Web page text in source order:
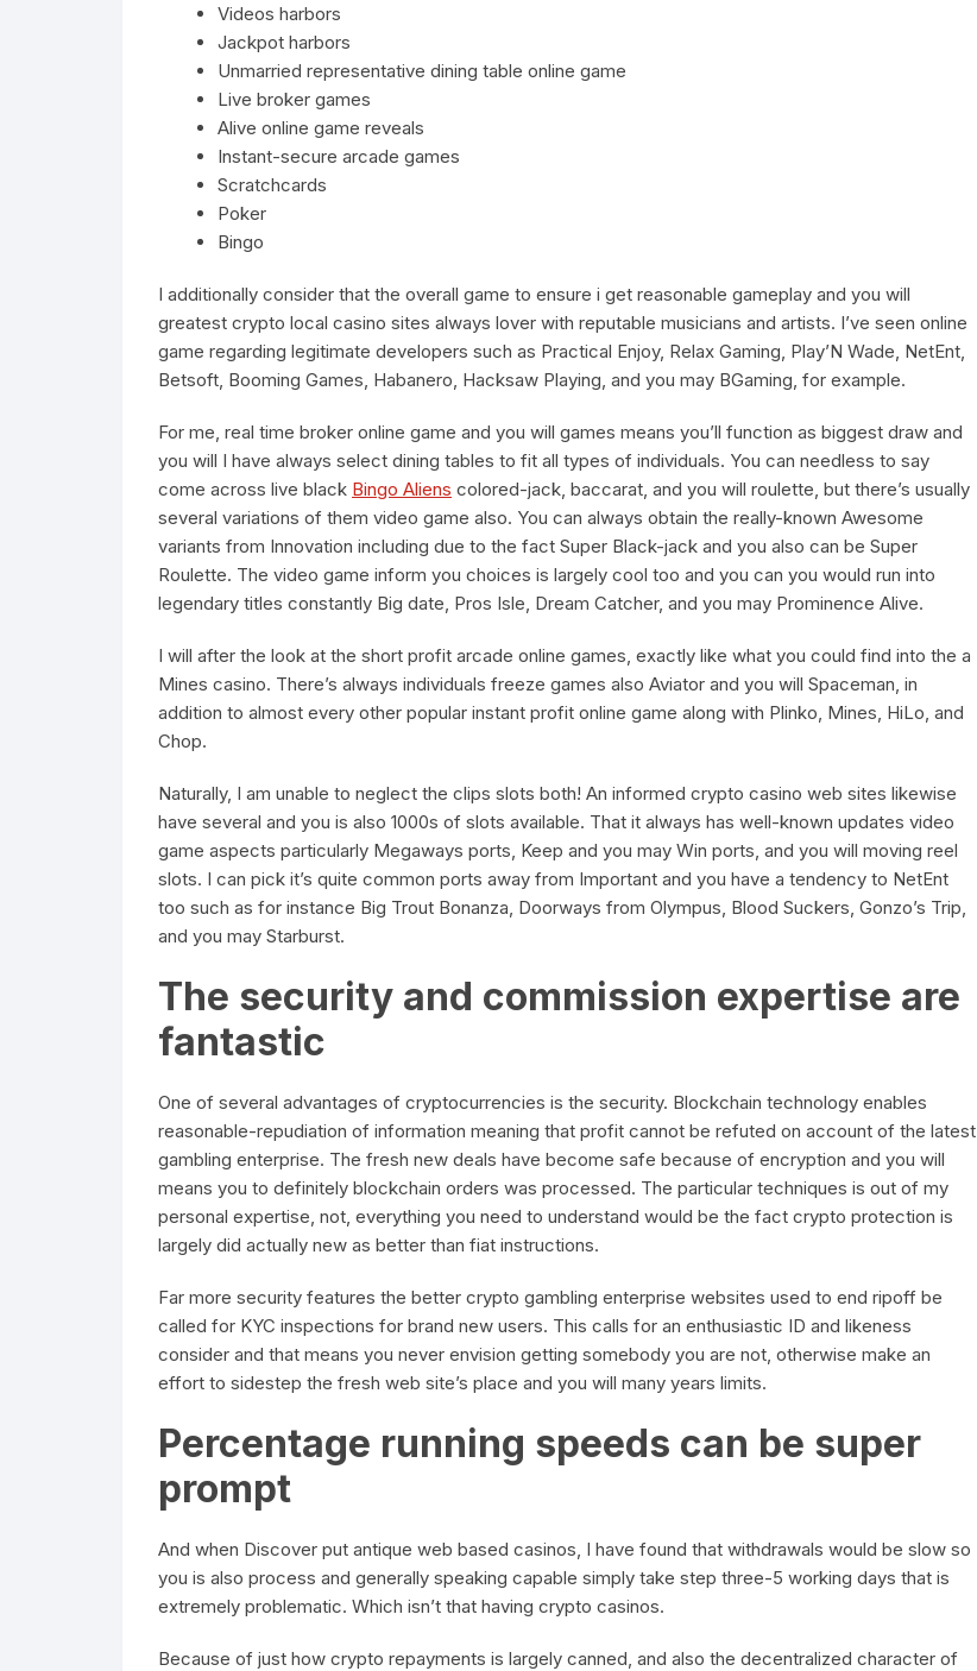
Videos harbors
Jackpot harbors
Unmarried representative dining table online game
Live broker games
Alive online game reveals
Instant-secure arcade games
Scratchcards
Poker
Bingo
I additionally consider that the overall game to ensure i get reasonable gameplay and you will
greatest crypto local casino sites always lover with reputable musicians and artists. I’ve seen online
game regarding legitimate developers such as Practical Enjoy, Relax Gaming, Play’N Wade, NetEnt,
Betsoft, Booming Games, Habanero, Hacksaw Playing, and you may BGaming, for example.
For me, real time broker online game and you will games means you’ll function as biggest draw and
you will I have always select dining tables to fit all types of individuals. You can needless to say
come across live black Bingo Aliens colored-jack, baccarat, and you will roulette, but there’s usually
several variations of them video game also. You can always obtain the really-known Awesome
variants from Innovation including due to the fact Super Black-jack and you also can be Super
Roulette. The video game inform you choices is largely cool too and you can you would run into
legendary titles constantly Big date, Pros Isle, Dream Catcher, and you may Prominence Alive.
I will after the look at the short profit arcade online games, exactly like what you could find into the a
Mines casino. There’s always individuals freeze games also Aviator and you will Spaceman, in
addition to almost every other popular instant profit online game along with Plinko, Mines, HiLo, and
Chop.
Naturally, I am unable to neglect the clips slots both! An informed crypto casino web sites likewise
have several and you is also 1000s of slots available. That it always has well-known updates video
game aspects particularly Megaways ports, Keep and you may Win ports, and you will moving reel
slots. I can pick it’s quite common ports away from Important and you have a tendency to NetEnt
too such as for instance Big Trout Bonanza, Doorways from Olympus, Blood Suckers, Gonzo’s Trip,
and you may Starburst.
The security and commission expertise are
fantastic
One of several advantages of cryptocurrencies is the security. Blockchain technology enables
reasonable-repudiation of information meaning that profit cannot be refuted on account of the latest
gambling enterprise. The fresh new deals have become safe because of encryption and you will
means you to definitely blockchain orders was processed. The particular techniques is out of my
personal expertise, not, everything you need to understand would be the fact crypto protection is
largely did actually new as better than fiat instructions.
Far more security features the better crypto gambling enterprise websites used to end ripoff be
called for KYC inspections for brand new users. This calls for an enthusiastic ID and likeness
consider and that means you never envision getting somebody you are not, otherwise make an
effort to sidestep the fresh web site’s place and you will many years limits.
Percentage running speeds can be super
prompt
And when Discover put antique web based casinos, I have found that withdrawals would be slow so
you is also process and generally speaking capable simply take step three-5 working days that is
extremely problematic. Which isn’t that having crypto casinos.
Because of just how crypto repayments is largely canned, and also the decentralized character of